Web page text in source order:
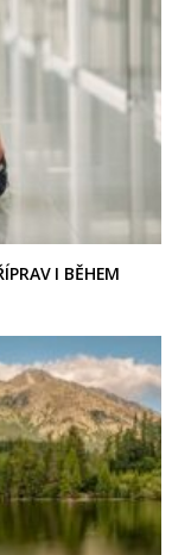
I BĚHEM